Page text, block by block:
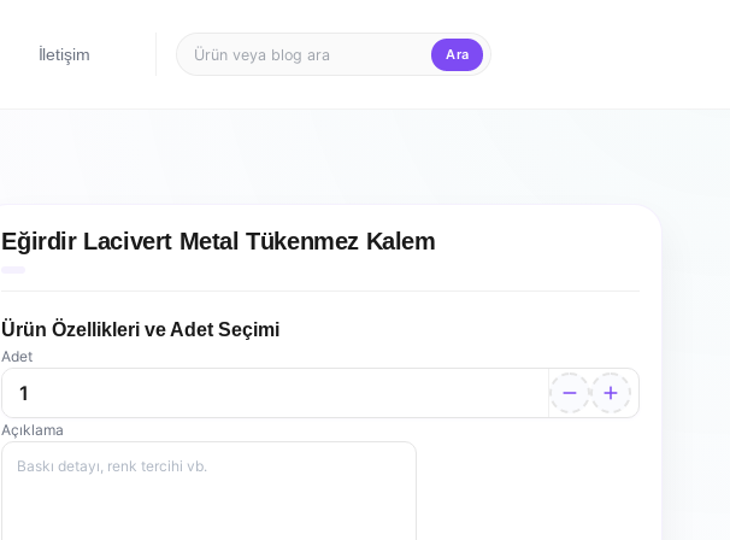
İletişim Ara
Eğirdir Lacivert Metal Tükenmez Kalem
Ürün Özellikleri ve Adet Seçimi
Adet
Açıklama